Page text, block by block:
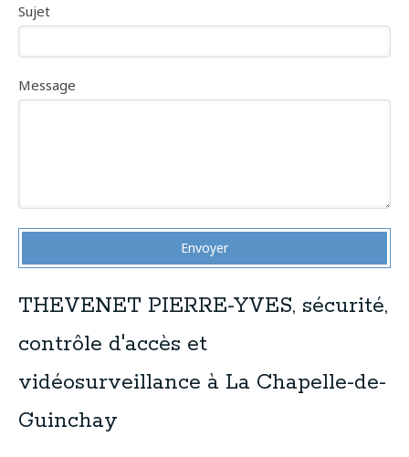
Sujet
Message
Envoyer
THEVENET PIERRE-YVES, sécurité,
contrôle d'accès et
vidéosurveillance à La Chapelle-de-
Guinchay